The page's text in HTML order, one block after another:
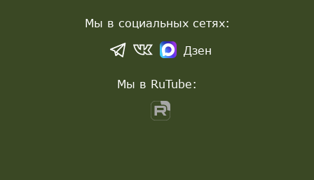
Мы в социальных сетях:
Дзен
Мы в RuTube: